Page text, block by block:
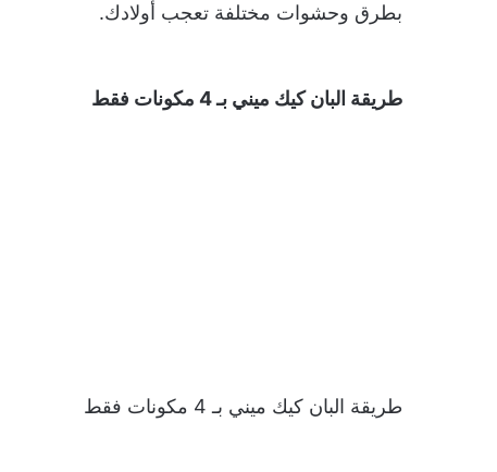
بطرق وحشوات مختلفة تعجب أولادك.
طريقة البان كيك ميني بـ 4 مكونات فقط
طريقة البان كيك ميني بـ 4 مكونات فقط